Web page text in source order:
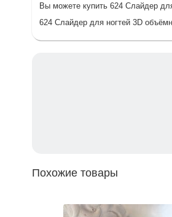
Вы можете купить 624 Слайдер
624 Слайдер для ногтей 3D
Похожие товары